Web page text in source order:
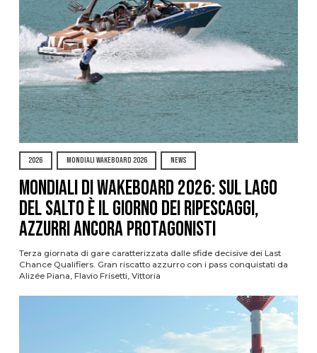
2026 MONDIALI WAKEBOARD 2026 NEWS
Mondiali di Wakeboard 2026: sul Lago
del Salto è il giorno dei ripescaggi,
azzurri ancora protagonisti
Terza giornata di gare caratterizzata dalle sfide decisive dei Last
Chance Qualifiers. Gran riscatto azzurro con i pass conquistati da
Alizée Piana, Flavio Frisetti, Vittoria